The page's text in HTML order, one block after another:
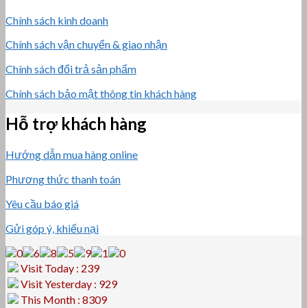
Chính sách kinh doanh
Chính sách vận chuyển & giao nhận
Chính sách đổi trả sản phẩm
Chính sách bảo mật thông tin khách hàng
Hỗ trợ khách hàng
Hướng dẫn mua hàng online
Phương thức thanh toán
Yêu cầu báo giá
Gửi góp ý, khiếu nại
Visit Today : 239
Visit Yesterday : 929
This Month : 8309